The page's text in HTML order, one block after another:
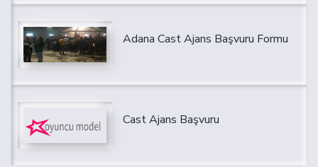
Adana Cast Ajans Başvuru Formu
Cast Ajans Başvuru